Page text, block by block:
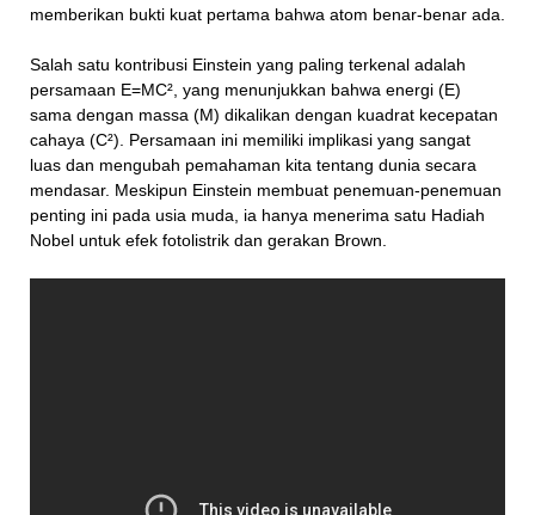
memberikan bukti kuat pertama bahwa atom benar-benar ada.
Salah satu kontribusi Einstein yang paling terkenal adalah
persamaan E=MC², yang menunjukkan bahwa energi (E)
sama dengan massa (M) dikalikan dengan kuadrat kecepatan
cahaya (C²). Persamaan ini memiliki implikasi yang sangat
luas dan mengubah pemahaman kita tentang dunia secara
mendasar. Meskipun Einstein membuat penemuan-penemuan
penting ini pada usia muda, ia hanya menerima satu Hadiah
Nobel untuk efek fotolistrik dan gerakan Brown.